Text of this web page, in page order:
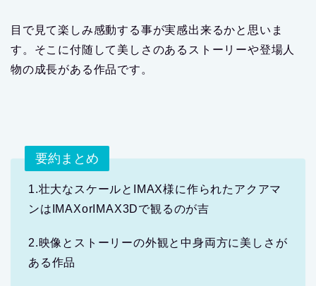
目で見て楽しみ感動する事が実感出来るかと思いま
す。そこに付随して美しさのあるストーリーや登場人
物の成長がある作品です。
要約まとめ
1.壮大なスケールとIMAX様に作られたアクアマ
ンはIMAXorIMAX3Dで観るのが吉
2.映像とストーリーの外観と中身両方に美しさが
ある作品